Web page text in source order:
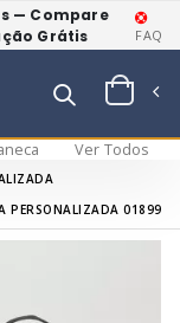
— Compare
Grátis
FAQ
Ver Todos
PERSONALIZADA 01899